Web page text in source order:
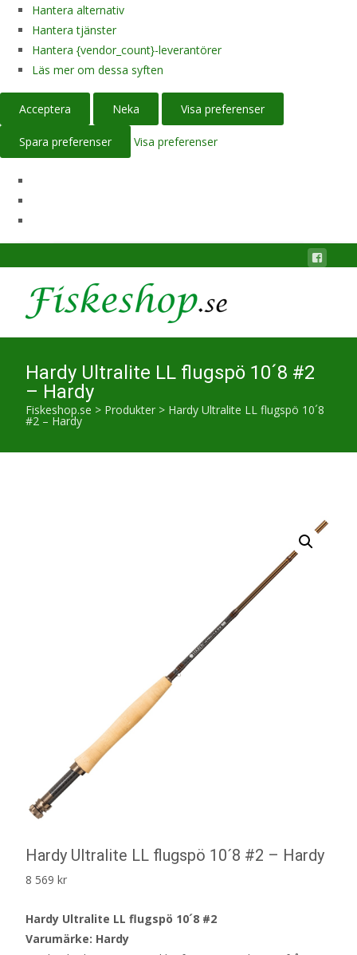
Hantera alternativ
Hantera tjänster
Hantera {vendor_count}-leverantörer
Läs mer om dessa syften
Acceptera Neka Visa preferenser
Spara preferenser Visa preferenser
Hardy Ultralite LL flugspö 10´8 #2
– Hardy
Fiskeshop.se > Produkter > Hardy Ultralite LL flugspö 10´8
#2 – Hardy
Hardy Ultralite LL flugspö 10´8 #2 – Hardy
8 569 kr
Hardy Ultralite LL flugspö 10´8 #2
Varumärke: Hardy